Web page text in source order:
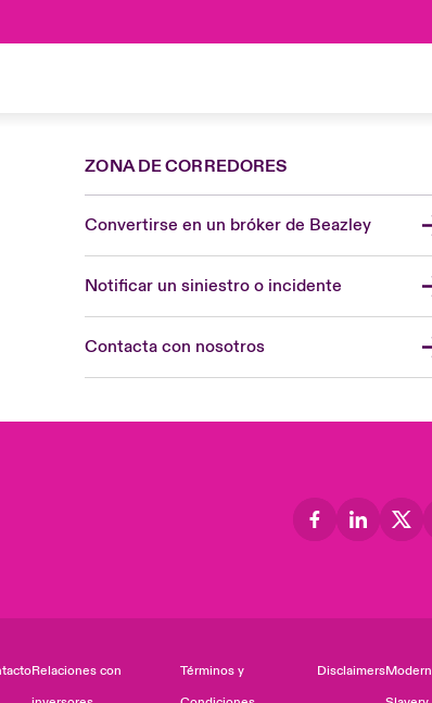
ZONA DE CORREDORES
Convertirse en un bróker de Beazley
Notificar un siniestro o incidente
Contacta con nosotros
Relaciones con
Términos y
DisclaimersModern